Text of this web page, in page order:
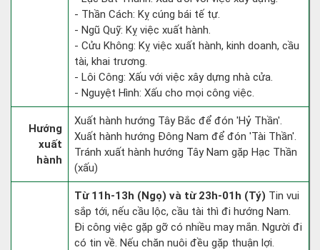
- Thần Cách: Kỵ cúng bái tế tự.
- Ngũ Quỹ: Kỵ việc xuất hành.
- Cửu Không: Kỵ việc xuất hành, kinh doanh, cầu
tài, khai trương.
- Lôi Công: Xấu với việc xây dựng nhà cửa.
- Nguyệt Hình: Xấu cho mọi công việc.
Hướng
xuất
hành
Xuất hành hướng Tây Bắc để đón 'Hỷ Thần'.
Xuất hành hướng Đông Nam để đón 'Tài Thần'.
Tránh xuất hành hướng Tây Nam gặp Hạc Thần
(xấu)
Từ 11h-13h (Ngọ) và từ 23h-01h (Tý) Tin vui
sắp tới, nếu cầu lộc, cầu tài thì đi hướng Nam.
Đi công việc gặp gỡ có nhiều may mắn. Người đi
có tin về. Nếu chăn nuôi đều gặp thuận lợi.